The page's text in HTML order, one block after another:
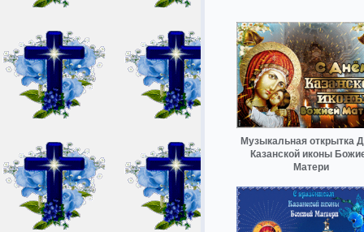
Музыкальная открытка
Казанской иконы
Матери